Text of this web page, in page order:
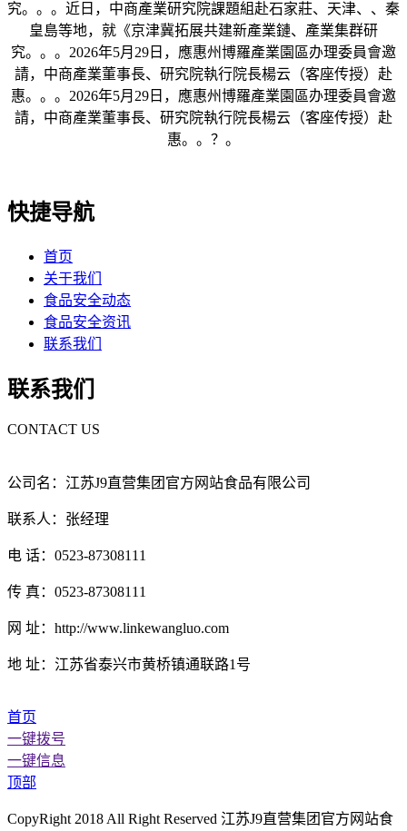
究。。。近日，中商產業研究院課題組赴石家莊、天津、、秦
皇島等地，就《京津冀拓展共建新產業鏈、產業集群研
究。。。2026年5月29日，應惠州博羅產業園區办理委員會邀
請，中商產業董事長、研究院執行院長楊云（客座传授）赴
惠。。。2026年5月29日，應惠州博羅產業園區办理委員會邀
請，中商產業董事長、研究院執行院長楊云（客座传授）赴
惠。。？。
快捷导航
首页
关于我们
食品安全动态
食品安全资讯
联系我们
联系我们
CONTACT US
公司名：江苏J9直营集团官方网站食品有限公司
联系人：张经理
电 话：0523-87308111
传 真：0523-87308111
网 址：http://www.linkewangluo.com
地 址：江苏省泰兴市黄桥镇通联路1号
首页
一键拨号
一键信息
顶部
CopyRight 2018 All Right Reserved 江苏J9直营集团官方网站食